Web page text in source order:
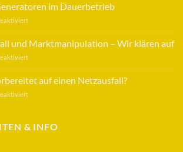
im Dauerbetrieb
für
Generatoren
Dauerbetrieb
und Marktmanipulation – Wir klären auf
für
und
–
auf
auf einen Netzausfall?
für
vorbereitet
& INFO